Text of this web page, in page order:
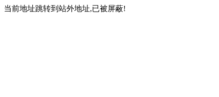
当前地址跳转到站外地址,已被屏蔽!